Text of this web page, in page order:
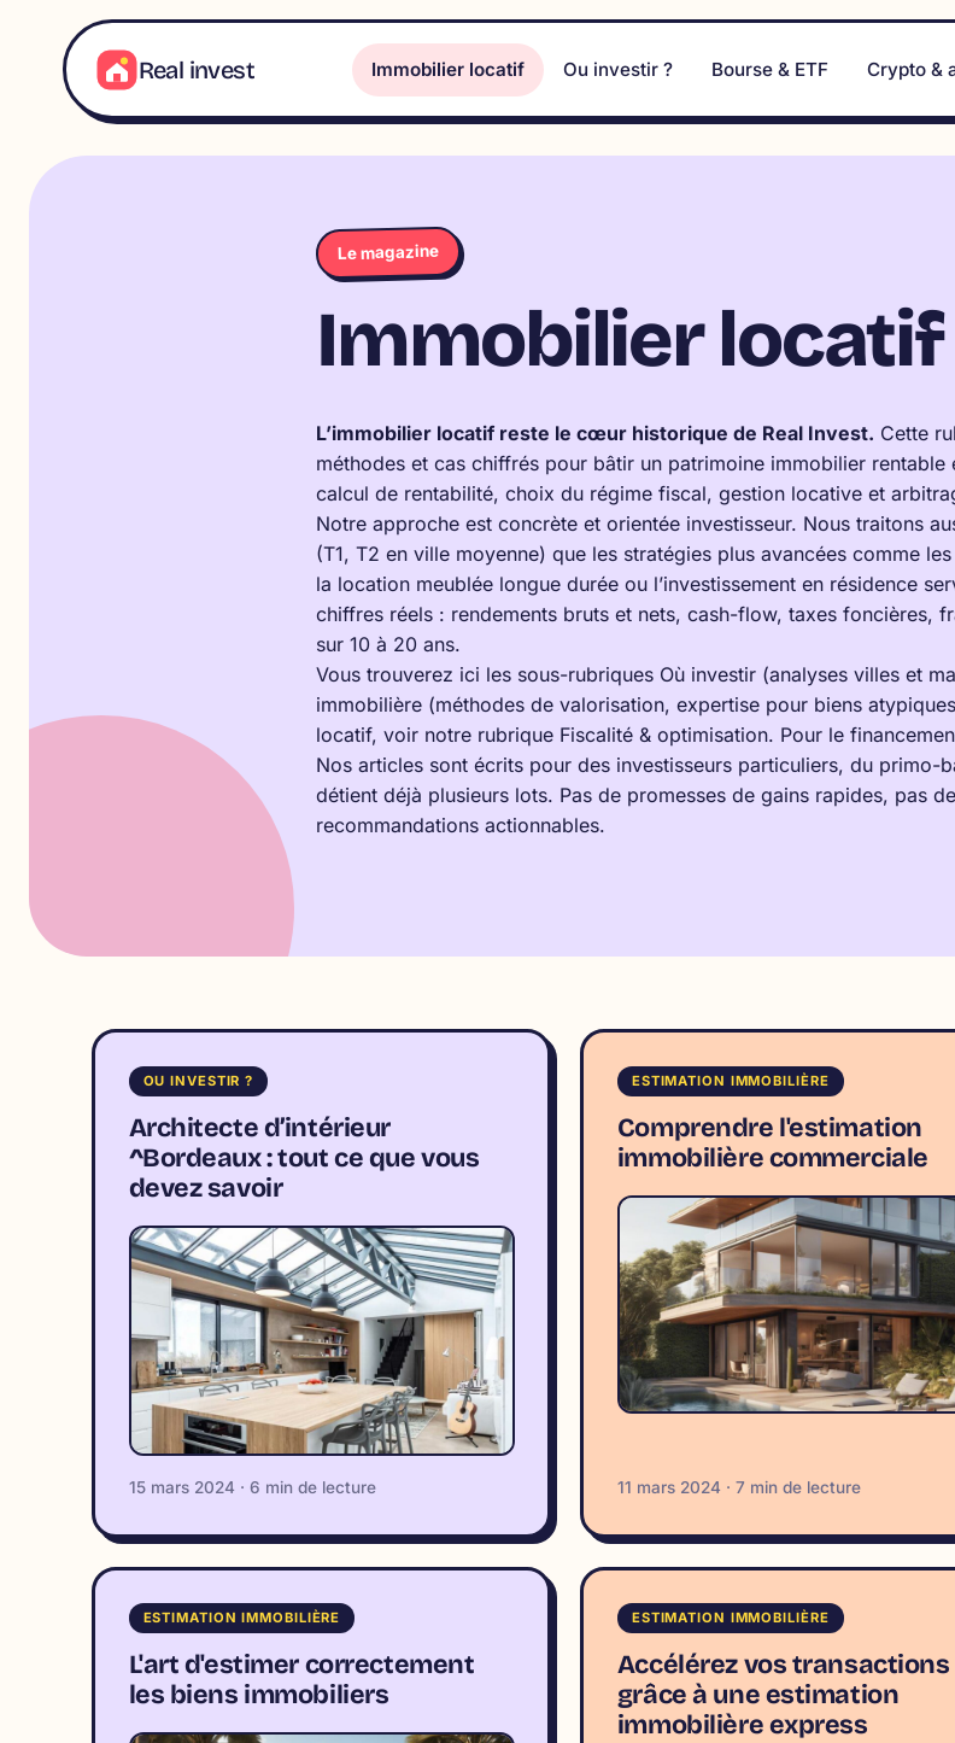
contenu
Real invest Immobilier locatif Ou investir ? Bourse & ETF Crypto &
Le magazine
Immobilier locatif
L’immobilier locatif reste le cœur historique de Real Invest. Cette
méthodes et cas chiffrés pour bâtir un patrimoine immobilier rentable
calcul de rentabilité, choix du régime fiscal, gestion locative et
Notre approche est concrète et orientée investisseur. Nous traitons
(T1, T2 en ville moyenne) que les stratégies plus avancées comme
la location meublée longue durée ou l’investissement en résidence
chiffres réels : rendements bruts et nets, cash-flow, taxes foncières,
sur 10 à 20 ans.
Vous trouverez ici les sous-rubriques Où investir (analyses villes et
immobilière (méthodes de valorisation, expertise pour biens
locatif, voir notre rubrique Fiscalité & optimisation. Pour le
Nos articles sont écrits pour des investisseurs particuliers, du primo-
détient déjà plusieurs lots. Pas de promesses de gains rapides, pas
recommandations actionnables.
OU INVESTIR ?
Architecte d’intérieur
^Bordeaux : tout ce que vous
devez savoir
15 mars 2024 · 6 min de lecture
ESTIMATION IMMOBILIÈRE
Comprendre l'estimation
immobilière commerciale
11 mars 2024 · 7 min de lecture
ESTIMATION IMMOBILIÈRE
L'art d'estimer correctement
les biens immobiliers
ESTIMATION IMMOBILIÈRE
Accélérez vos transactions
grâce à une estimation
immobilière express